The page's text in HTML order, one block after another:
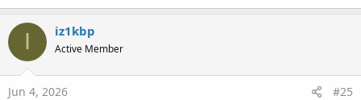
I iz1kbp
Active Member
Jun 4, 2026 #25